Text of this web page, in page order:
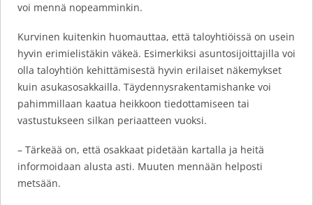
voi mennä nopeamminkin.
Kurvinen kuitenkin huomauttaa, että taloyhtiöissä on usein
hyvin erimielistäkin väkeä. Esimerkiksi asuntosijoittajilla voi
olla taloyhtiön kehittämisestä hyvin erilaiset näkemykset
kuin asukasosakkailla. Täydennysrakentamishanke voi
pahimmillaan kaatua heikkoon tiedottamiseen tai
vastustukseen silkan periaatteen vuoksi.
– Tärkeää on, että osakkaat pidetään kartalla ja heitä
informoidaan alusta asti. Muuten mennään helposti
metsään.